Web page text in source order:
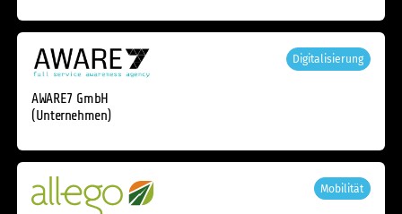
AWARE7 GmbH
(Unternehmen)
Digitalisierung
Mobilität